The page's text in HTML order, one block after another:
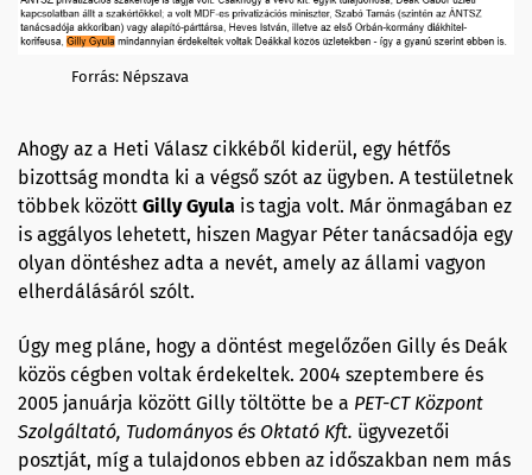
Forrás: Népszava
Ahogy az a Heti Válasz cikkéből kiderül, egy hétfős
bizottság mondta ki a végső szót az ügyben. A testületnek
többek között GillyGyula is tagja volt. Már önmagában ez
is aggályos lehetett, hiszen Magyar Péter tanácsadója egy
olyan döntéshez adta a nevét, amely az állami vagyon
elherdálásáról szólt.
Úgy meg pláne, hogy a döntést megelőzően Gilly és Deák
közös cégben voltak érdekeltek. 2004 szeptembere és
2005 januárja között Gilly töltötte be a PET-CT Központ
Szolgáltató, Tudományos és Oktató Kft. ügyvezetői
posztját, míg a tulajdonos ebben az időszakban nem más